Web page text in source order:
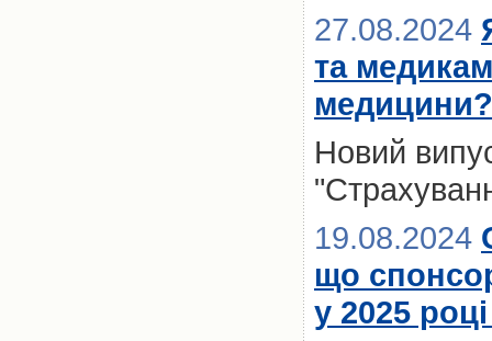
27.08.2024
та
медицини?
Новий
19.08.2024
що
у 2025